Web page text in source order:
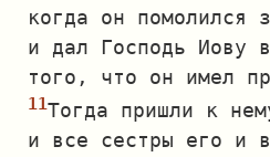
когда он помолился
и дал Господь Иову
того, что он имел
Тогда пришли к
и все сестры его и